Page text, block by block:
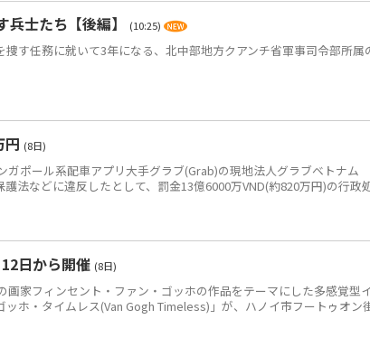
士たち【後編】 (10:25)
す任務に就いて3年になる、北中部地方クアンチ省軍事司令部所属
円 (8日)
ポール系配車アプリ大手グラブ(Grab)の現地法人グラブベトナム
法などに違反したとして、罰金13億6000万VND(約820万円)の行政
日から開催 (8日)
家フィンセント・ファン・ゴッホの作品をテーマにした多感覚型
ッホ・タイムレス(Van Gogh Timeless)」が、ハノイ市フートゥオン